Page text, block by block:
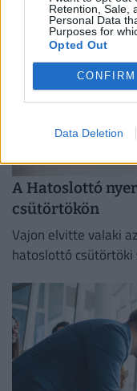
Retention, Sale,
Personal Data
Purposes for
Opted Out
CONFIRM
Data Deletion
A Hatoslottó
csütörtökön
Vajon elvitte valaki
hatoslottó csütörtöki